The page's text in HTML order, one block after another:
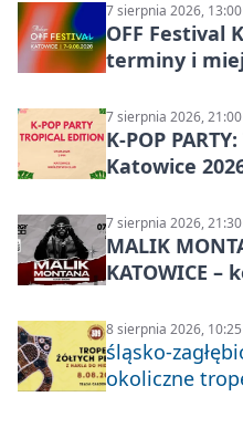
7 sierpnia 2026, 13:00
OFF Festival
terminy i
7 sierpnia 2026, 21:00
K-POP
Katowice
7 sierpnia 2026, 21:30
MALIK
KATOWICE
8 sierpnia 2026, 10:25
śląsko-
okoliczne